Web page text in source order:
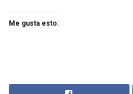
Me gusta esto: